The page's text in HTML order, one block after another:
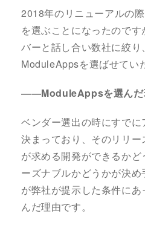
2018年のリニューアルの
を選ぶことになったので
バーと話し合い数社に絞
ModuleAppsを選ばせてい
――ModuleAppsを選んだ
ベンダー選出の時にすで
決まっており、そのリリ
が求める開発ができるか
ーズナブルかどうかが決
が弊社が提示した条件に
んだ理由です。